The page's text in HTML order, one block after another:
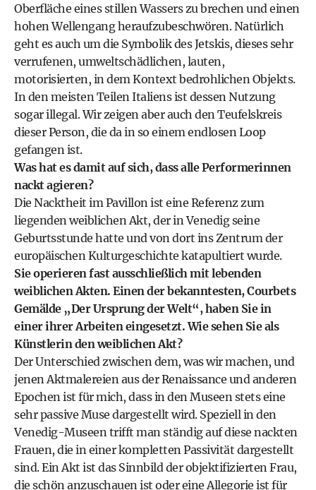
Oberfläche eines stillen Wassers zu brechen und einen
hohen Wellengang heraufzubeschwören. Natürlich
geht es auch um die Symbolik des Jetskis, dieses sehr
verrufenen, umweltschädlichen, lauten,
motorisierten, in dem Kontext bedrohlichen Objekts.
In den meisten Teilen Italiens ist dessen Nutzung
sogar illegal. Wir zeigen aber auch den Teufelskreis
dieser Person, die da in so einem endlosen Loop
gefangen ist.
Was hat es damit auf sich, dass alle Performerinnen
nackt agieren?
Die Nacktheit im Pavillon ist eine Referenz zum
liegenden weiblichen Akt, der in Venedig seine
Geburtsstunde hatte und von dort ins Zentrum der
europäischen Kulturgeschichte katapultiert wurde.
Sie operieren fast ausschließlich mit lebenden
weiblichen Akten. Einen der bekanntesten, Courbets
Gemälde „Der Ursprung der Welt“, haben Sie in
einer ihrer Arbeiten eingesetzt. Wie sehen Sie als
Künstlerin den weiblichen Akt?
Der Unterschied zwischen dem, was wir machen, und
jenen Aktmalereien aus der Renaissance und anderen
Epochen ist für mich, dass in den Museen stets eine
sehr passive Muse dargestellt wird. Speziell in den
Venedig-Museen trifft man ständig auf diese nackten
Frauen, die in einer kompletten Passivität dargestellt
sind. Ein Akt ist das Sinnbild der objektifizierten Frau,
die schön anzuschauen ist oder eine Allegorie ist für